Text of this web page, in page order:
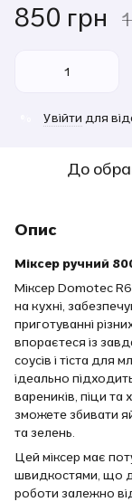
850 грн
Увійти для
До
Опис
Міксер ручний
Міксер Domotec
на кухні,
приготуванні
впораєтеся із
соусів і тіста для
ідеально
вареників, піци та
зможете збивати
та зелень.
Цей міксер має
швидкостями, що
роботи залежно